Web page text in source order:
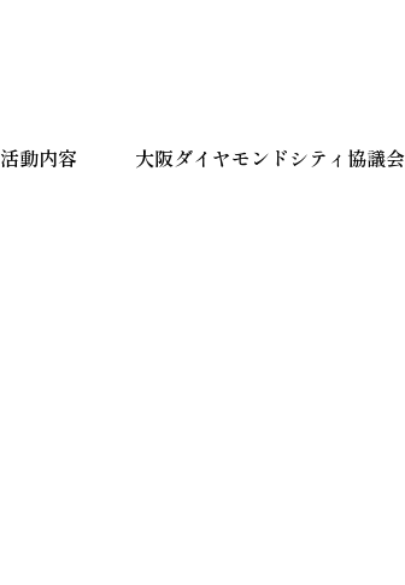
活動内容 大阪ダイヤモンドシティ協議会